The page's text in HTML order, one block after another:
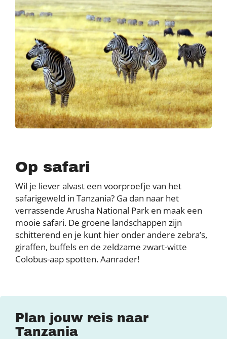
Op safari
Wil je liever alvast een voorproefje van het
safarigeweld in Tanzania? Ga dan naar het
verrassende Arusha National Park en maak een
mooie safari. De groene landschappen zijn
schitterend en je kunt hier onder andere zebra’s,
giraffen, buffels en de zeldzame zwart-witte
Colobus-aap spotten. Aanrader!
Plan jouw reis naar
Tanzania